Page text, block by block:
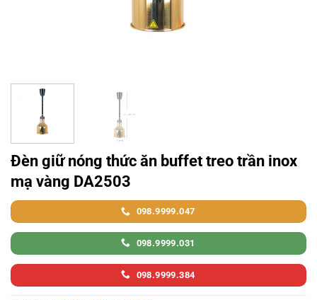
Đèn giữ nóng thức ăn buffet treo trần inox
mạ vàng DA2503
098.9999.047
098.9999.031
098.9999.384